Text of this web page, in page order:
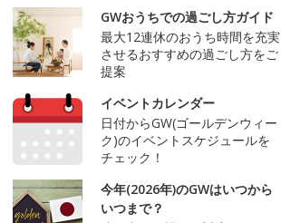
GWおうちでの過ごし方ガイド
最大12連休のおうち時間を充実
させるおすすめの過ごし方をご
提案
イベントカレンダー
日付からGW(ゴールデンウィー
ク)のイベントスケジュールを
チェック！
今年(2026年)のGWはいつから
いつまで？